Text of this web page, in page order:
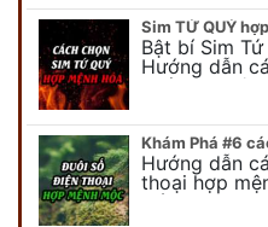
Bật bí Sim
Hướng dẫn
quý hợp
Hướng dẫn
thoại hợp
Cách chọn